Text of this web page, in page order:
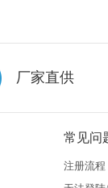
厂家直供
常见问
注册流程